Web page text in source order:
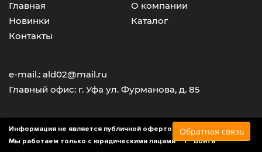
Обратная связь
Главная
О компании
Новинки
Каталог
Контакты
e-mail.: ald02@mail.ru
Главный офис: г. Уфа ул. Фурманова, д. 85
Информация не является публичной офертой
Мы работаем только с юридическими лицами |
Войти